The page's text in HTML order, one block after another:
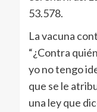
53.578.
La vacuna
“¿Contra
yo no tengo
que se le
una ley que